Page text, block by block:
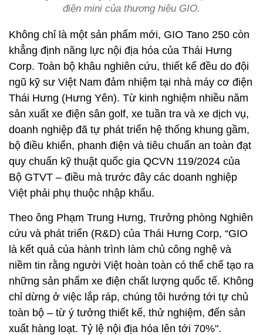
điện mini của thương hiệu GIO.
Không chỉ là một sản phẩm mới, GIO Tano 250 còn
khẳng định năng lực nội địa hóa của Thái Hưng
Corp. Toàn bộ khâu nghiên cứu, thiết kế đều do đội
ngũ kỹ sư Việt Nam đảm nhiệm tại nhà máy cơ điện
Thái Hưng (Hưng Yên). Từ kinh nghiệm nhiều năm
sản xuất xe điện sân golf, xe tuần tra và xe dịch vụ,
doanh nghiệp đã tự phát triển hệ thống khung gầm,
bộ điều khiển, phanh điện và tiêu chuẩn an toàn đạt
quy chuẩn kỹ thuật quốc gia QCVN 119/2024 của
Bộ GTVT – điều mà trước đây các doanh nghiệp
Việt phải phụ thuộc nhập khẩu.
Theo ông Phạm Trung Hưng, Trưởng phòng Nghiên
cứu và phát triển (R&D) của Thái Hưng Corp, “GIO
là kết quả của hành trình làm chủ công nghệ và
niềm tin rằng người Việt hoàn toàn có thể chế tạo ra
những sản phẩm xe điện chất lượng quốc tế. Không
chỉ dừng ở việc lắp ráp, chúng tôi hướng tới tự chủ
toàn bộ – từ ý tưởng thiết kế, thử nghiệm, đến sản
xuất hàng loạt. Tỷ lệ nội địa hóa lên tới 70%".